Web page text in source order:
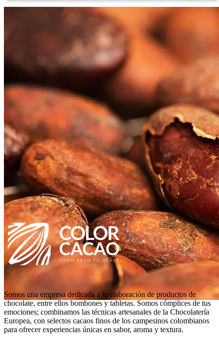
Somos una empresa dedicada a la elaboración de productos de
chocolate, entre ellos bombones y tabletas. Somos cómplices de tus
emociones; combinamos las técnicas artesanales de la Chocolatería
Europea, con selectos cacaos finos de los campesinos colombianos
para ofrecer experiencias únicas en sabor, aroma y textura.